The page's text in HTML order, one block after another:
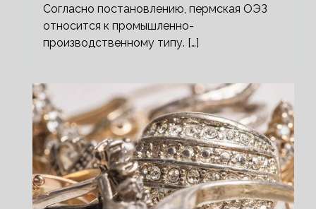
Согласно постановлению, пермская ОЭЗ
относится к промышленно-
производственному типу. […]